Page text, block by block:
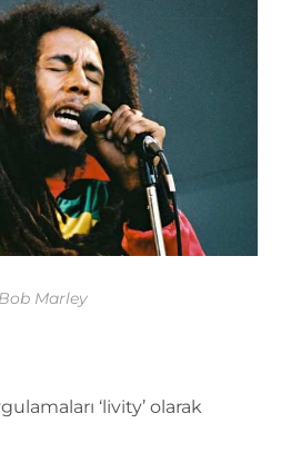
Bob Marley
‘livity’ olarak